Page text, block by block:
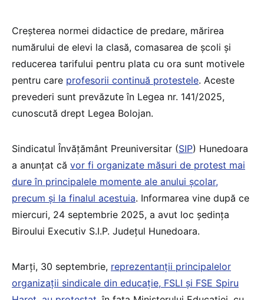
Creșterea normei didactice de predare, mărirea
numărului de elevi la clasă, comasarea de școli și
reducerea tarifului pentru plata cu ora sunt motivele
pentru care profesorii continuă protestele. Aceste
prevederi sunt prevăzute în Legea nr. 141/2025,
cunoscută drept Legea Bolojan.
Sindicatul Învățământ Preuniversitar (SIP) Hunedoara
a anunțat că vor fi organizate măsuri de protest mai
dure în principalele momente ale anului școlar,
precum și la finalul acestuia. Informarea vine după ce
miercuri, 24 septembrie 2025, a avut loc ședința
Biroului Executiv S.I.P. Județul Hunedoara.
Marți, 30 septembrie, reprezentanții principalelor
organizații sindicale din educație, FSLI și FSE Spiru